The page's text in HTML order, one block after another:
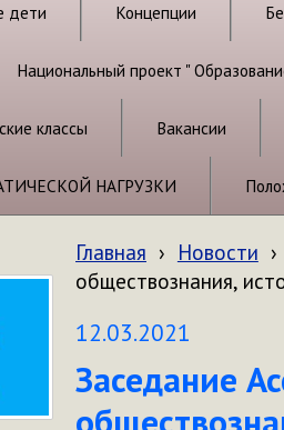
дети Концепции
Национальный проект "
классы Вакансии
НАГРУЗКИ
Главная › Новости ›
обществознания,
12.03.2021
Заседание